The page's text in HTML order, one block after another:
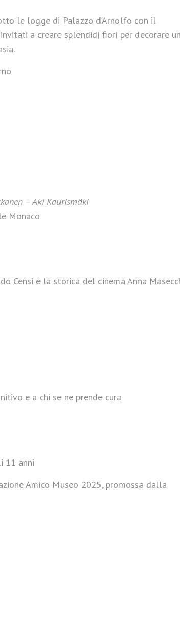
le logge di Palazzo d’Arnolfo con il
a creare splendidi fiori per decorare
– Aki Kaurismäki
Monaco
Censi e la storica del cinema Anna
e a chi se ne prende cura
11 anni
Amico Museo 2025, promossa dalla